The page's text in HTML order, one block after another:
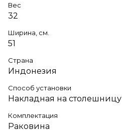
Вес
32
Ширина, см.
51
Страна
Индонезия
Способ установки
Накладная на столешницу
Комплектация
Раковина